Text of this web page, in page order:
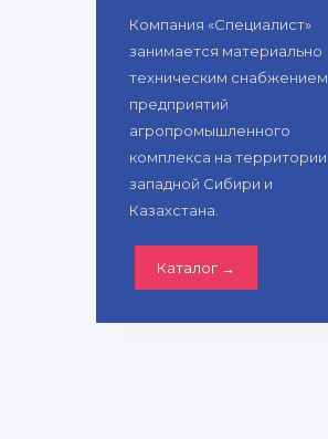
Компания «Специалист»
занимается материально
техническим снабжением
предприятий
агропромышленного
комплекса на территории
западной Сибири и
Казахстана.
Каталог →